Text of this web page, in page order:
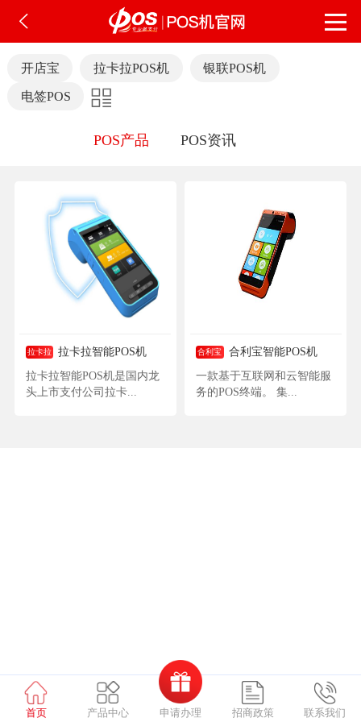
开店宝 拉卡拉POS机 银联POS机
电签POS
POS产品 POS资讯
拉卡拉
拉卡拉智能POS机
拉卡拉智能POS机是国内龙
头上市支付公司拉卡...
合利宝
合利宝智能POS机
一款基于互联网和云智能服
务的POS终端。 集...
首页 产品中心 申请办理 招商政策 联系我们